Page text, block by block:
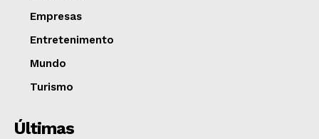
Empresas
Entretenimento
Mundo
Turismo
Últimas